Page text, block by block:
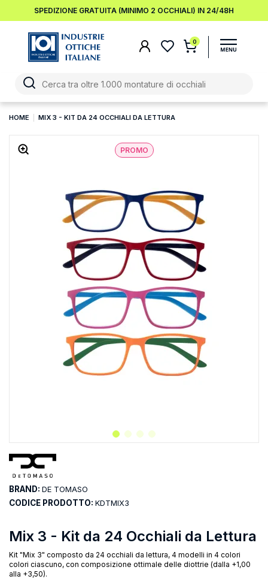
SPEDIZIONE GRATUITA (MINIMO 2 OCCHIALI) IN 24/48H
0
HOME MIX 3 - KIT DA 24 OCCHIALI DA LETTURA
PROMO
Mix 3 - Kit da 24 Occhiali da Lettura
Kit "Mix 3" composto da 24 occhiali da lettura, 4 modelli in 4 colori
colori ciascuno, con composizione ottimale delle diottrie (dalla +1,00
alla +3,50).
BRAND: DE TOMASO
CODICE PRODOTTO: KDTMIX3